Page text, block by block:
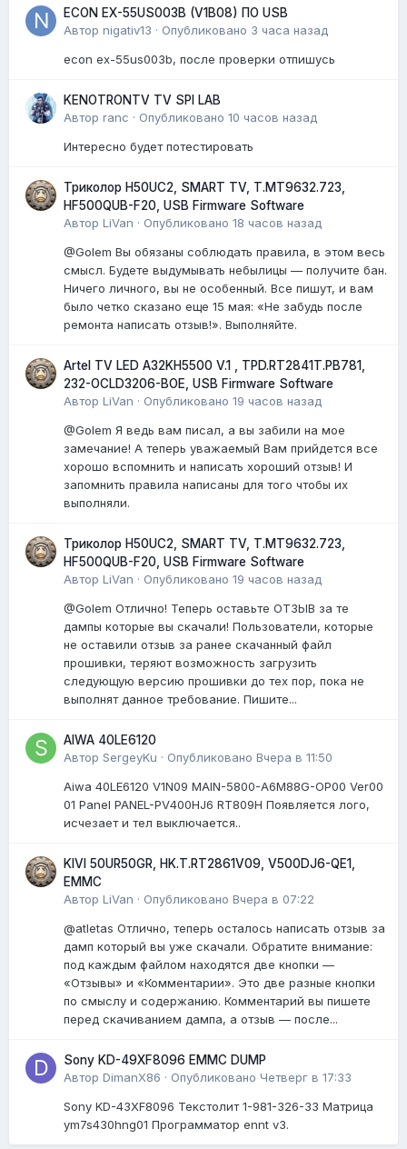
ECON EX-55US003B (V1B08) ПО USB
Автор nigativ13 · Опубликовано 3 часа назад
econ ex-55us003b, после проверки отпишусь
KENOTRONTV TV SPI LAB
Автор ranc · Опубликовано 10 часов назад
Интересно будет потестировать
Триколор H50UC2, SMART TV, T.MT9632.723,
HF500QUB-F20, USB Firmware Software
Автор LiVan · Опубликовано 18 часов назад
@Golem Вы обязаны соблюдать правила, в этом весь
смысл. Будете выдумывать небылицы — получите бан.
Ничего личного, вы не особенный. Все пишут, и вам
было четко сказано еще 15 мая: «Не забудь после
ремонта написать отзыв!». Выполняйте.
Artel TV LED A32KH5500 V.1 , TPD.RT2841T.PB781,
232-OCLD3206-BOE, USB Firmware Software
Автор LiVan · Опубликовано 19 часов назад
@Golem Я ведь вам писал, а вы забили на мое
замечание! А теперь уважаемый Вам прийдется все
хорошо вспомнить и написать хороший отзыв! И
запомнить правила написаны для того чтобы их
выполняли.
Триколор H50UC2, SMART TV, T.MT9632.723,
HF500QUB-F20, USB Firmware Software
Автор LiVan · Опубликовано 19 часов назад
@Golem Отлично! Теперь оставьте ОТЗЫВ за те
дампы которые вы скачали! Пользователи, которые
не оставили отзыв за ранее скачанный файл
прошивки, теряют возможность загрузить
следующую версию прошивки до тех пор, пока не
выполнят данное требование. Пишите...
AIWA 40LE6120
Автор SergeyKu · Опубликовано Вчера в 11:50
Aiwa 40LE6120 V1N09 MAIN-5800-A6M88G-OP00 Ver00
01 Panel PANEL-PV400HJ6 RT809H Появляется лого,
исчезает и тел выключается..
KIVI 50UR50GR, HK.T.RT2861V09, V500DJ6-QE1,
EMMC
Автор LiVan · Опубликовано Вчера в 07:22
@atletas Отлично, теперь осталось написать отзыв за
дамп который вы уже скачали. Обратите внимание:
под каждым файлом находятся две кнопки —
«Отзывы» и «Комментарии». Это две разные кнопки
по смыслу и содержанию. Комментарий вы пишете
перед скачиванием дампа, а отзыв — после...
Sony KD-49XF8096 EMMC DUMP
Автор DimanX86 · Опубликовано Четверг в 17:33
Sony KD-43XF8096 Текстолит 1-981-326-33 Матрица
ym7s430hng01 Программатор ennt v3.